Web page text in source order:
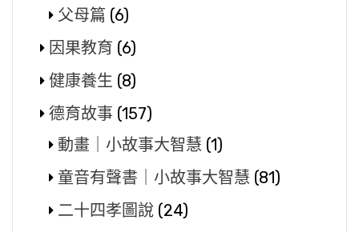
父母篇 (6)
因果教育 (6)
健康養生 (8)
德育故事 (157)
動畫｜小故事大智慧 (1)
童音有聲書｜小故事大智慧 (81)
二十四孝圖說 (24)